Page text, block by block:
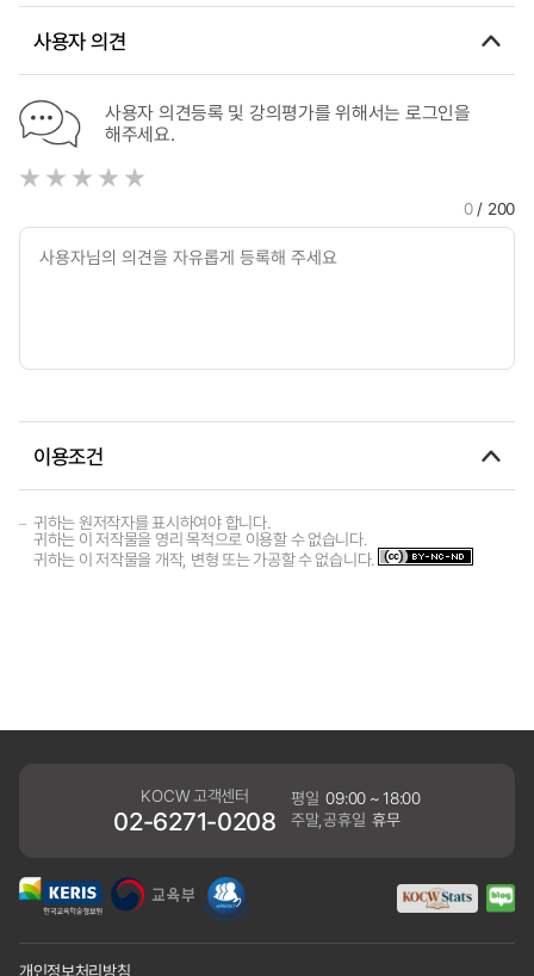
사용자 의견
사용자 의견등록 및 강의평가를 위해서는 로그인을
해주세요.
0/ 200
이용조건
귀하는 원저작자를 표시하여야 합니다.
귀하는 이 저작물을 영리 목적으로 이용할 수 없습니다.
귀하는 이 저작물을 개작, 변형 또는 가공할 수 없습니다.
KOCW 고객센터
02-6271-0208
평일 09:00 ~ 18:00
주말,공휴일 휴무
개인정보처리방침